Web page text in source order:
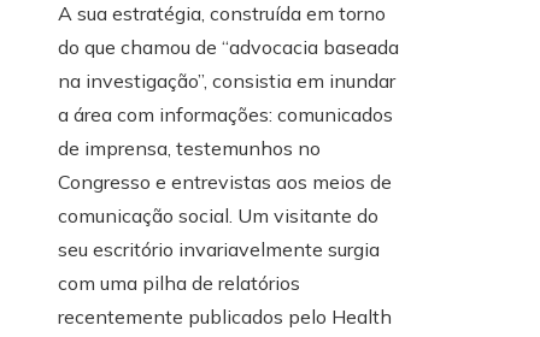
A sua estratégia, construída em torno
do que chamou de “advocacia baseada
na investigação”, consistia em inundar
a área com informações: comunicados
de imprensa, testemunhos no
Congresso e entrevistas aos meios de
comunicação social. Um visitante do
seu escritório invariavelmente surgia
com uma pilha de relatórios
recentemente publicados pelo Health